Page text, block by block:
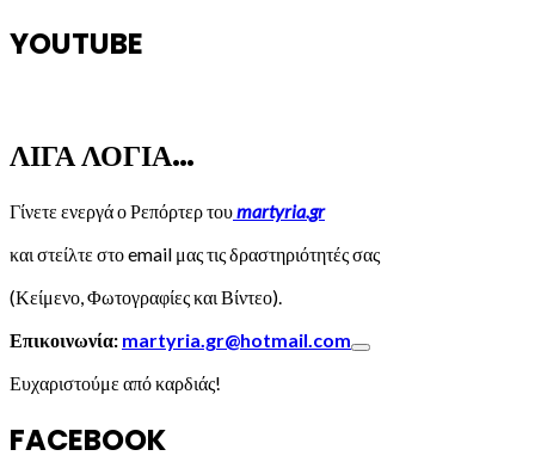
YOUTUBE
ΛΙΓΑ ΛΟΓΙΑ…
Γίνετε ενεργά ο Ρεπόρτερ τουmartyria.gr
και στείλτε στο email μας τις δραστηριότητές σας
(Κείμενο, Φωτογραφίες και Βίντεο).
Επικοινωνία: martyria.gr@hotmail.com
Ευχαριστούμε από καρδιάς!
FACEBOOK